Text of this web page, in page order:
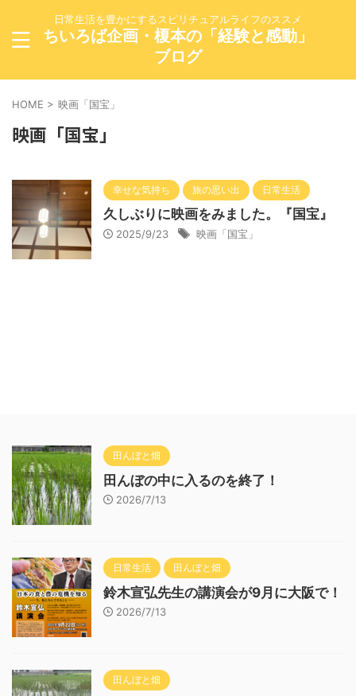
日常生活を豊かにするスピリチュアルライフのススメ
ちいろば企画・榎本の「経験と感動」
ブログ
HOME > 映画「国宝」
映画「国宝」
幸せな気持ち 旅の思い出 日常生活
久しぶりに映画をみました。『国宝』
2025/9/23 映画「国宝」
田んぼと畑
田んぼの中に入るのを終了！
2026/7/13
日常生活 田んぼと畑
鈴木宣弘先生の講演会が9月に大阪で！
2026/7/13
田んぼと畑